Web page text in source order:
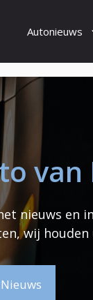
Autonieuws
van
nieuws en
wij
Nieuws